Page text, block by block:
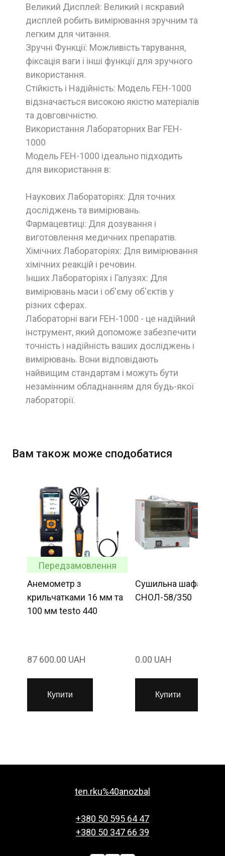
Великий Дисплей: Великий і яскравий
дисплей робить вимірювання зручним та
легким для читання.
Зручні Функції: Можливість тарування,
фіксація ваги і інші функції для зручного
використання.
Стійкість і Надійність: Модель FEH-1000
відзначається високою якістю матеріалів
та довговічністю.
Використання Лабораторних Ваг FEH-
1000
Модель FEH-1000 ідеально підходить
для використання в:
Наукових Лабораторіях: Для точних
досліджень та вимірювань.
Фармацевтиці: Для дозування і
виготовлення медичних препаратів.
Хімічних Лабораторіях: Для вимірювання
хімічних реакцій і речовин.
Інших Лабораторіях і Галузях: Для
вимірювань маси і об'єму об'єктів у
різних сферах.
Лабораторні ваги FEH-1000 - це надійний
інструмент, який допоможе забезпечити
точність і надійність ваших досліджень і
вимірювань. Вони відповідають
найвищим стандартам і можуть бути
незамінним обладнанням для будь-якої
лабораторії.
Вам також може сподобатися
Передзамовлення
Анемометр з
крильчатками 16 мм та
100 мм testo 440
87 600.00 UAH
Купити
Сушильна шафа
СНОЛ-58/350
0.00 UAH
Купити
ten.rku%40anozbal
+380 50 595 64 47
+380 50 347 66 39